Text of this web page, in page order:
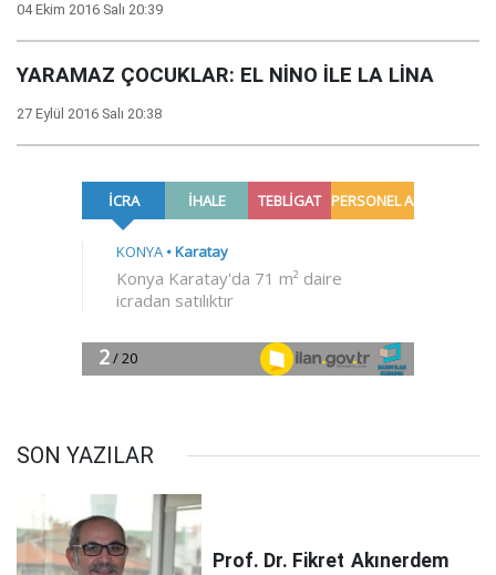
04 Ekim 2016 Salı 20:39
YARAMAZ ÇOCUKLAR: EL NİNO İLE LA LİNA
27 Eylül 2016 Salı 20:38
SON YAZILAR
Prof. Dr. Fikret Akınerdem